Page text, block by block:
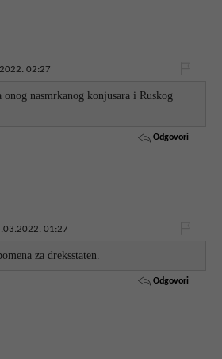
02:27
nasmrkanog konjusara i Ruskog
Odgovori
01:27
za dreksstaten.
Odgovori